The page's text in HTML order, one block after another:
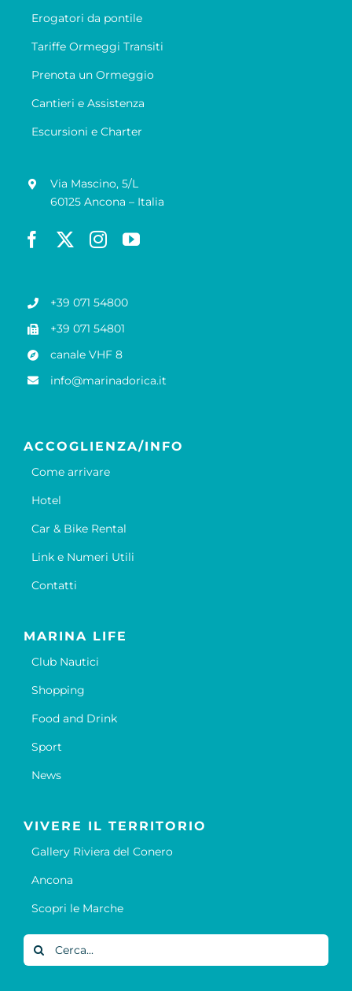
Erogatori da pontile
Tariffe Ormeggi Transiti
Prenota un Ormeggio
Cantieri e Assistenza
Escursioni e Charter
Via Mascino, 5/L
60125 Ancona – Italia
+39 071 54800
+39 071 54801
canale VHF 8
info@marinadorica.it
ACCOGLIENZA/INFO
Come arrivare
Hotel
Car & Bike Rental
Link e Numeri Utili
Contatti
MARINA LIFE
Club Nautici
Shopping
Food and Drink
Sport
News
VIVERE IL TERRITORIO
Gallery Riviera del Conero
Ancona
Scopri le Marche
Cerca
per: